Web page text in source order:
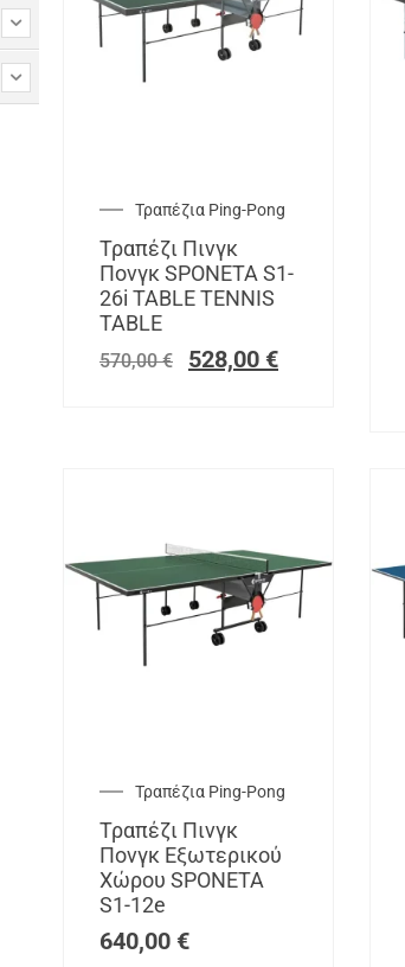
Τραπέζια Ping-Pong
Τραπέζι Πινγκ
Πονγκ SPONETA S1-
26i TABLE TENNIS
TABLE
570,00€ 528,00 €
Τραπέζια Ping-Pong
Τραπέζι Πινγκ
Πονγκ Εξωτερικού
Χώρου SPONETA
S1-12e
640,00 €